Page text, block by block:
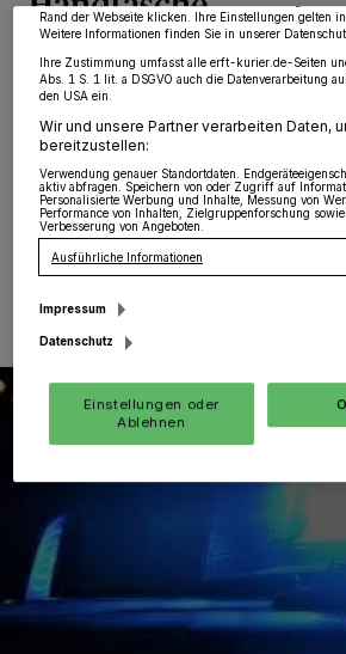
Grevenbroich·Am gestrigen
Uhr wurde einer 78 Jahre alten Frau
Handtasche entwendet. Die Täter
23.12.2025 , 10:06 Uhr
Rand der Webseite klicken. Ihre Einstellungen gelten
Weitere Informationen finden Sie in unserer
Ihre Zustimmung umfasst alle erft-kurier.de-Seiten
Abs. 1 S. 1 lit. a DSGVO auch die Datenverarbeitung
den USA ein.
Wir und unsere Partner verarbeiten Daten,
bereitzustellen:
Verwendung genauer Standortdaten.
aktiv abfragen. Speichern von oder Zugriff auf
Personalisierte Werbung und Inhalte, Messung von
Performance von Inhalten, Zielgruppenforschung
Verbesserung von Angeboten.
Ausführliche Informationen
Impressum
Datenschutz
Einstellungen oder
Ablehnen